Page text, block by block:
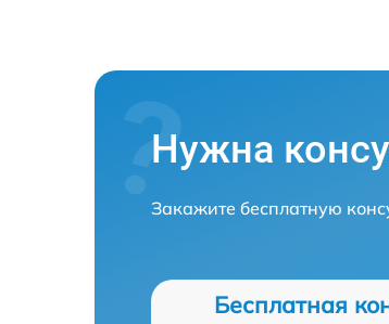
Нужна
Закажите бесплатную
Бесплатная